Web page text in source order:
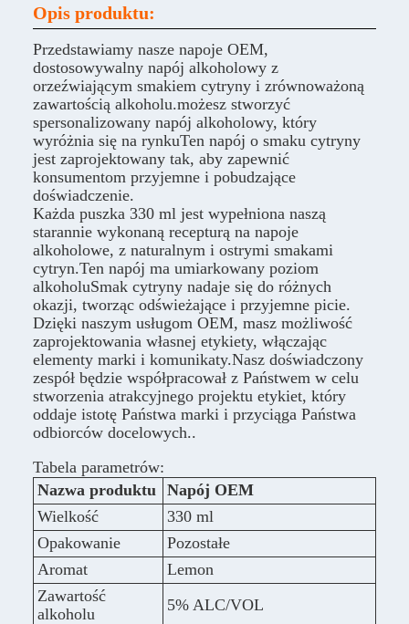
Opis produktu:
Przedstawiamy nasze napoje OEM,
dostosowywalny napój alkoholowy z
orzeźwiającym smakiem cytryny i zrównoważoną
zawartością alkoholu.możesz stworzyć
spersonalizowany napój alkoholowy, który
wyróżnia się na rynkuTen napój o smaku cytryny
jest zaprojektowany tak, aby zapewnić
konsumentom przyjemne i pobudzające
doświadczenie.
Każda puszka 330 ml jest wypełniona naszą
starannie wykonaną recepturą na napoje
alkoholowe, z naturalnym i ostrymi smakami
cytryn.Ten napój ma umiarkowany poziom
alkoholuSmak cytryny nadaje się do różnych
okazji, tworząc odświeżające i przyjemne picie.
Dzięki naszym usługom OEM, masz możliwość
zaprojektowania własnej etykiety, włączając
elementy marki i komunikaty.Nasz doświadczony
zespół będzie współpracował z Państwem w celu
stworzenia atrakcyjnego projektu etykiet, który
oddaje istotę Państwa marki i przyciąga Państwa
odbiorców docelowych..
Tabela parametrów:
Nazwa produktu Napój OEM
Wielkość
330 ml
Opakowanie
Pozostałe
Aromat
Lemon
Zawartość
alkoholu
5% ALC/VOL